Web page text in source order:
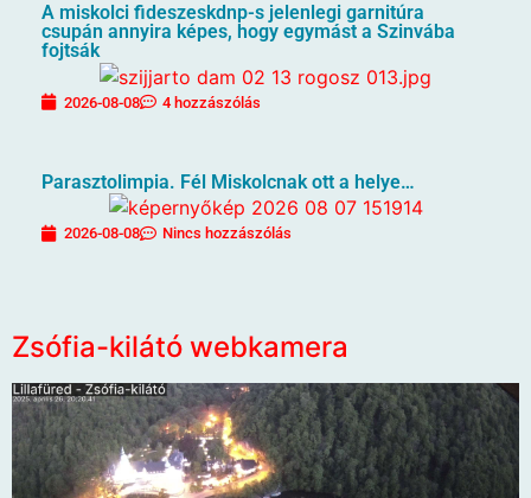
A miskolci fideszeskdnp-s jelenlegi garnitúra
csupán annyira képes, hogy egymást a Szinvába
fojtsák
2026-08-08 4 hozzászólás
Parasztolimpia. Fél Miskolcnak ott a helye…
2026-08-08 Nincs hozzászólás
Zsófia-kilátó webkamera